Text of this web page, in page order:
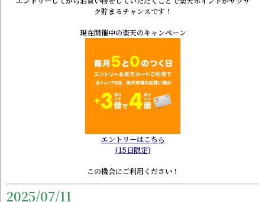
ク貯まるチャンスです！
現在開催中の楽天のキャンペーン
エントリーはこちら
(15日限定)
この機会にご利用ください！
2025/07/11